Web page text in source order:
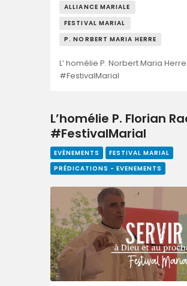
ALLIANCE MARIALE
FESTIVAL MARIAL
P. NORBERT MARIA HERRE
L’ homélie P. Norbert Maria Herre
#FestivalMarial
L’homélie P. Florian
#FestivalMarial
EVÈNEMENTS
FESTIVAL MARIAL
PRÉDICATIONS - EVENEMENTS